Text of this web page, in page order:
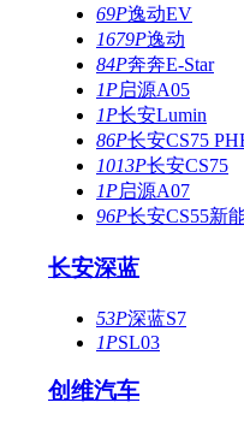
69P逸动EV
1679P逸动
84P奔奔E-Star
1P启源A05
1P长安Lumin
86P长安CS75
1013P长安CS75
1P启源A07
96P长安CS55新
长安深蓝
53P深蓝S7
1PSL03
创维汽车